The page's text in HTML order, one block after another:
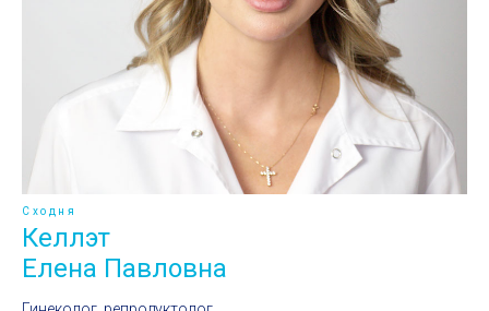
Сходня
Келлэт
Елена Павловна